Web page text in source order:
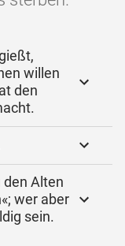
willen
den
den Alten
wer aber
sein.